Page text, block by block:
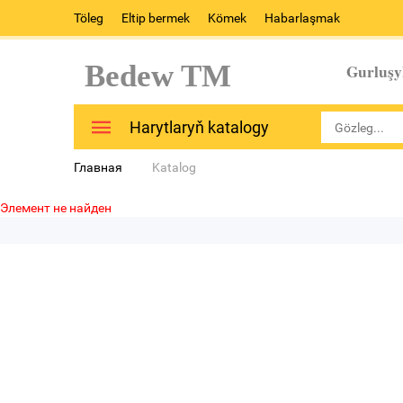
Töleg Eltip bermek Kömek Habarlaşmak
Bedew TM
Harytlaryň katalogy
Главная Katalog
Элемент не найден